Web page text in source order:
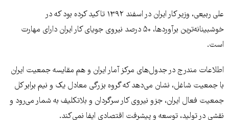
علی ربیعی، وزیر کار ایران در اسفند ۱۳۹۲ تاکید کرده بود که در
خوشبینانه‌ترین برآوردها، ۵۰ درصد نیروی جویای کار ایران دارای مهارت
است.
اطلاعات مندرج در جدول‌های مرکز آمار ایران و هم مقایسه جمعیت ایران
با جمعیت شاغل، نشان می‌دهد که گروه بزرگی معادل یک و نیم برابر کل
جمعیت فعال ایران، جزو نیروی کار سرگردان و بلاتکلیف به شمار می‌رود و
نقشی در تولید، توسعه و پیشرفت اقتصادی ایفا نمی‌کند.